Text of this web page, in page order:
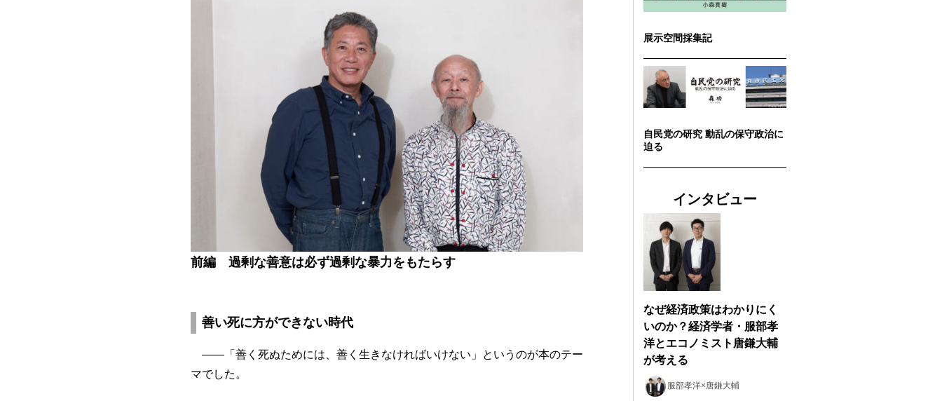
前編 過剰な善意は必ず過剰な暴力をもたらす
善い死に方ができない時代
――「善く死ぬためには、善く生きなければいけない」というのが本のテー
マでした。
展示空間採集記
自民党の研究 動乱の保守政治に
迫る
インタビュー
なぜ経済政策はわかりにく
いのか？経済学者・服部孝
洋とエコノミスト唐鎌大輔
が考える
服部孝洋×唐鎌大輔